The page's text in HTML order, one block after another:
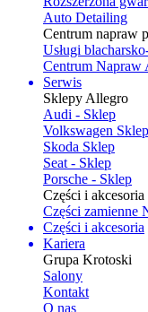
Auto Detailing
Centrum napraw
Usługi
Centrum Napraw
Serwis
Sklepy Allegro
Audi - Sklep
Volkswagen Sklep
Skoda Sklep
Seat - Sklep
Porsche - Sklep
Części i akcesoria
Części zamienne
Części i akcesoria
Kariera
Grupa Krotoski
Salony
Kontakt
O nas